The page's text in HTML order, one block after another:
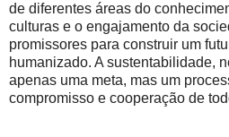
de diferentes áreas do
culturas e o engajamento da
promissores para construir um
humanizado. A sustentabilidade,
apenas uma meta, mas um
compromisso e cooperação de